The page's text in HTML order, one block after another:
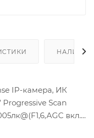
НАЛИЧИЕ
IP-камера, ИК
Progressive Scan
вкл.),